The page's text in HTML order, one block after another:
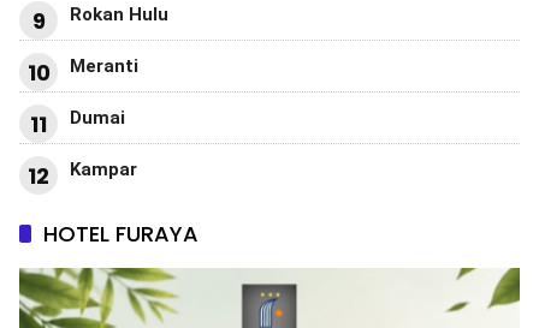
9 Rokan Hulu
10 Meranti
11 Dumai
12 Kampar
HOTEL FURAYA